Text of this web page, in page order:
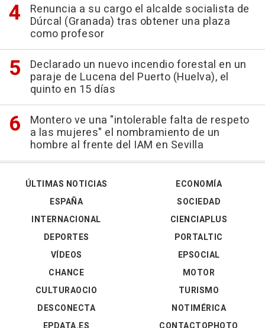
Renuncia a su cargo el alcalde socialista de
Dúrcal (Granada) tras obtener una plaza
como profesor
Declarado un nuevo incendio forestal en un
paraje de Lucena del Puerto (Huelva), el
quinto en 15 días
Montero ve una "intolerable falta de respeto
a las mujeres" el nombramiento de un
hombre al frente del IAM en Sevilla
ÚLTIMAS NOTICIAS
ESPAÑA
INTERNACIONAL
DEPORTES
VÍDEOS
ECONOMÍA
SOCIEDAD
CIENCIAPLUS
PORTALTIC
EPSOCIAL
CHANCE
CULTURAOCIO
DESCONECTA
MOTOR
TURISMO
NOTIMÉRICA